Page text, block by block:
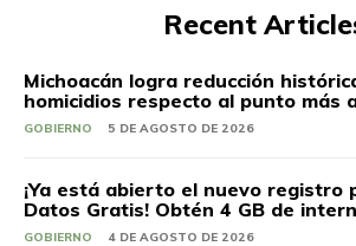
Recent
Michoacán logra reducción
homicidios respecto al punto más
GOBIERNO 5 DE AGOSTO DE 2026
¡Ya está abierto el nuevo registro
Datos Gratis! Obtén 4 GB de
GOBIERNO 4 DE AGOSTO DE 2026